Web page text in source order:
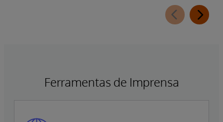
em termos nominais. Na saúde suplementar, a
pressão dos custos é intensificada pela inflação
base em visões parciais da trajetória do
Ferramentas de Imprensa